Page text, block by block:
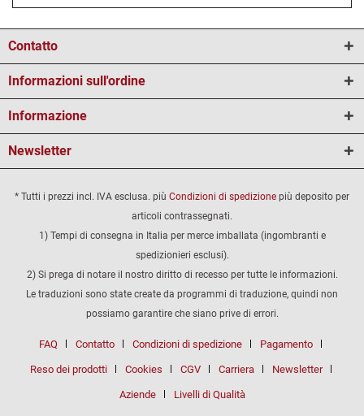
Contatto
Informazioni sull'ordine
Informazione
Newsletter
* Tutti i prezzi incl. IVA esclusa. più Condizioni di spedizione più deposito per
articoli contrassegnati.
1) Tempi di consegna in Italia per merce imballata (ingombranti e
spedizionieri esclusi).
2) Si prega di notare il nostro diritto di recesso per tutte le informazioni.
Le traduzioni sono state create da programmi di traduzione, quindi non
possiamo garantire che siano prive di errori.
FAQ Contatto Condizioni di spedizione Pagamento
Reso dei prodotti Cookies CGV Carriera Newsletter
Aziende Livelli di Qualità